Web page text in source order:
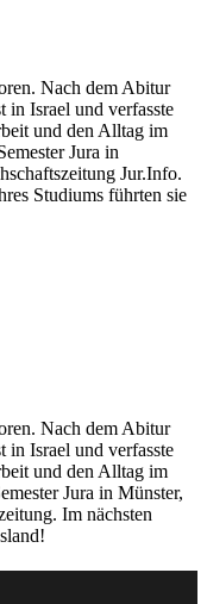
Nach dem Abitur
in Israel und verfasste
und den Alltag im
Jura in
Jur.Info.
Studiums führten sie
Nach dem Abitur
in Israel und verfasste
und den Alltag im
Jura in Münster,
Im nächsten